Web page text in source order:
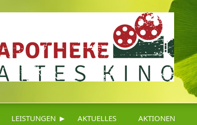
LEISTUNGEN ▸ AKTUELLES AKTIONEN